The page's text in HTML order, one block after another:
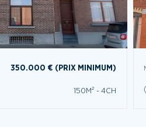
350.000 € (PRIX MINIMUM)
150M² - 4CH